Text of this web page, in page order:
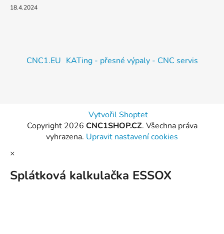
18.4.2024
CNC1.EU KATing - přesné výpaly - CNC servis
Vytvořil Shoptet
Copyright 2026 CNC1SHOP.CZ. Všechna práva
vyhrazena. Upravit nastavení cookies
×
Splátková kalkulačka ESSOX